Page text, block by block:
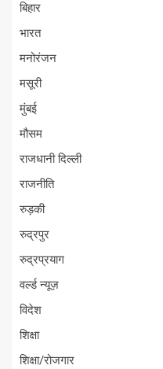
बिहार
भारत
मनोरंजन
मसूरी
मुंबई
मौसम
राजधानी दिल्ली
राजनीति
रुड़की
रुद्रपुर
रुद्रप्रयाग
वर्ल्ड न्यूज़
विदेश
शिक्षा
शिक्षा/रोजगार